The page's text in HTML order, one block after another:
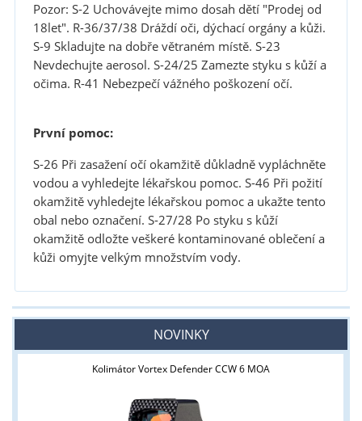
Pozor: S-2 Uchovávejte mimo dosah dětí "Prodej od
18let". R-36/37/38 Dráždí oči, dýchací orgány a kůži.
S-9 Skladujte na dobře větraném místě. S-23
Nevdechujte aerosol. S-24/25 Zamezte styku s kůží a
očima. R-41 Nebezpečí vážného poškození očí.
První pomoc:
S-26 Při zasažení očí okamžitě důkladně vypláchněte
vodou a vyhledejte lékařskou pomoc. S-46 Při požití
okamžitě vyhledejte lékařskou pomoc a ukažte tento
obal nebo označení. S-27/28 Po styku s kůží
okamžitě odložte veškeré kontaminované oblečení a
kůži omyjte velkým množstvím vody.
NOVINKY
Kolimátor Vortex Defender CCW 6 MOA